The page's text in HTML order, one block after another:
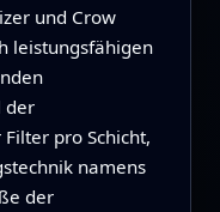
und Crow
leistungsfähigen
der
pro Schicht,
namens
der